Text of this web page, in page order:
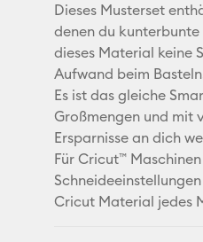
Dieses Musterset
denen du
dieses Material keine
Aufwand beim
Es ist das gleiche
Großmengen und mit
Ersparnisse an dich
Für Cricut™
Cricut Material jedes